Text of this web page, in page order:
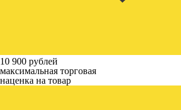
10 900 рублей
максимальная торговая
наценка на товар